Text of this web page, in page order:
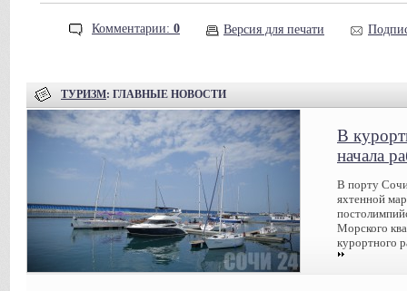
Комментарии: 0 Версия для печати
ТУРИЗМ: ГЛАВНЫЕ НОВОСТИ
В
начала
В порту
яхтенной
Морского
курортного